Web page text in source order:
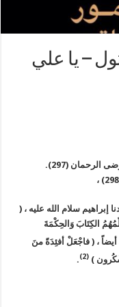
– يا علي
رِضى الرحمان(297)
.
،
الكِتَابَ وَالحِكْمَةَ
، ( فاجْعَلْ أفئِدَةً منَ
)
(2)
.